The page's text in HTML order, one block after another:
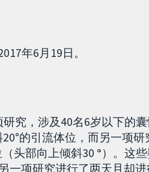
年6月19日。
究，涉及40名6岁以下的
的引流体位，而另一项
头部向上倾斜30°）。这
一项研究进行了两天且却